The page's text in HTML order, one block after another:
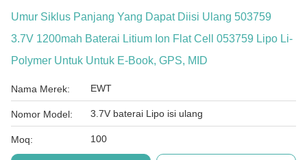
Umur Siklus Panjang Yang Dapat Diisi Ulang 503759
3.7V 1200mah Baterai Litium Ion Flat Cell 053759 Lipo Li-
Polymer Untuk Untuk E-Book, GPS, MID
Nama Merek: EWT
Nomor Model: 3.7V baterai Lipo isi ulang
Moq: 100